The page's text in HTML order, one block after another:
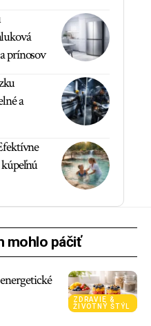
prínosov
a
mohlo páčiť
ZDRAVIE &
ŽIVOTNÝ ŠTÝL